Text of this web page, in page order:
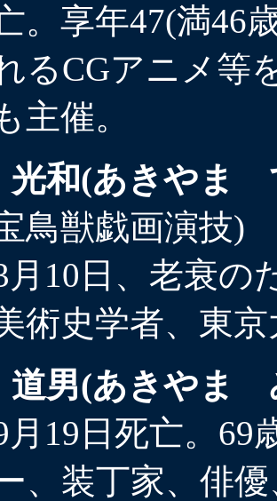
。享年47(満46
るCGアニメ等
主催。
和(あきやま
鳥獣戯画演技)
月10日、老衰の
術史学者、東
男(あきやま
月19日死亡。
、装丁家、俳